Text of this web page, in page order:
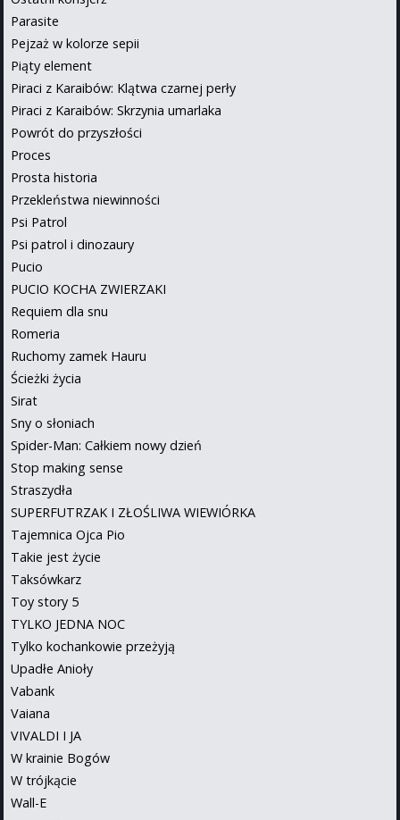
Parasite
Pejzaż w kolorze sepii
Piąty element
Piraci z Karaibów: Klątwa czarnej perły
Piraci z Karaibów: Skrzynia umarlaka
Powrót do przyszłości
Proces
Prosta historia
Przekleństwa niewinności
Psi Patrol
Psi patrol i dinozaury
Pucio
PUCIO KOCHA ZWIERZAKI
Requiem dla snu
Romeria
Ruchomy zamek Hauru
Ścieżki życia
Sirat
Sny o słoniach
Spider-Man: Całkiem nowy dzień
Stop making sense
Straszydła
SUPERFUTRZAK I ZŁOŚLIWA WIEWIÓRKA
Tajemnica Ojca Pio
Takie jest życie
Taksówkarz
Toy story 5
TYLKO JEDNA NOC
Tylko kochankowie przeżyją
Upadłe Anioły
Vabank
Vaiana
VIVALDI I JA
W krainie Bogów
W trójkącie
Wall-E